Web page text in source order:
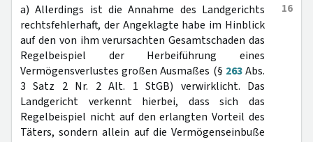
16
a) Allerdings ist die Annahme des Landgerichts
rechtsfehlerhaft, der Angeklagte habe im Hinblick
auf den von ihm verursachten Gesamtschaden das
Regelbeispiel der Herbeiführung eines
Vermögensverlustes großen Ausmaßes (§ 263Abs.
3 Satz 2 Nr. 2 Alt. 1 StGB) verwirklicht. Das
Landgericht verkennt hierbei, dass sich das
Regelbeispiel nicht auf den erlangten Vorteil des
Täters, sondern allein auf die Vermögenseinbuße